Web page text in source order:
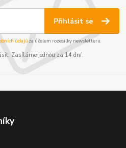
Přihlásit se
údajůza účelem rozesílky newsletteru.
Zasíláme jednou za 14 dní.